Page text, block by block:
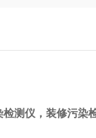
测仪，装修污染